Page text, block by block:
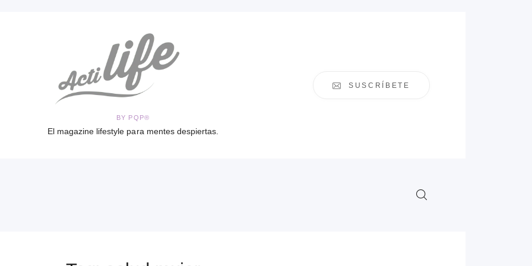
BY PQP®
El magazine lifestyle para mentes despiertas.
SUSCRÍBETE